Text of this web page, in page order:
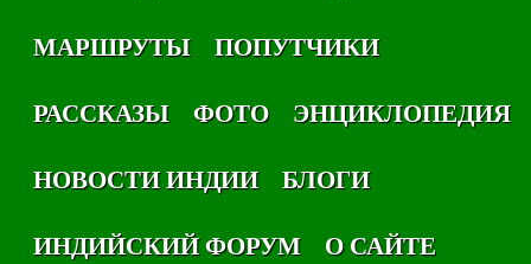
МАРШРУТЫ
ПОПУТЧИКИ
РАССКАЗЫ
ФОТО
ЭНЦИКЛОПЕДИЯ
НОВОСТИ ИНДИИ
БЛОГИ
ИНДИЙСКИЙ ФОРУМ
О САЙТЕ